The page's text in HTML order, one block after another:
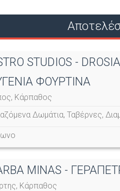
STUDIOS -
ΦΟΥΡΤΙΝΑ
Κάρπαθος
Δωμάτια, Ταβέρνες,
MINAS -
Κάρπαθος